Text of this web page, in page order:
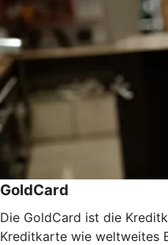
GoldCard
Die GoldCard ist die
Kreditkarte wie weltweites